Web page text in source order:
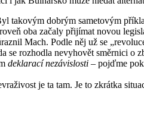
takovým dobrým sametovým
oba začaly přijímat novou
Mach. Podle něj už se
se rozhodla nevyhovět směrnici o
deklarací nezávislosti – pojďme
je ta tam. Je to zkrátka